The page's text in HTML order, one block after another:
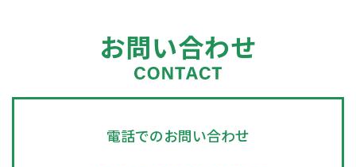
お問い合わせ
電話でのお問い合わせ